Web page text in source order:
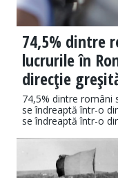
74,5% dintre
lucrurile în
direcţie
74,5% dintre români
se îndreaptă într-o
se îndreaptă într-o